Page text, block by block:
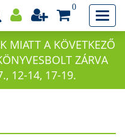
0
MIATT A KÖVETKEZŐ
ZÁRVA
12-14, 17-19.